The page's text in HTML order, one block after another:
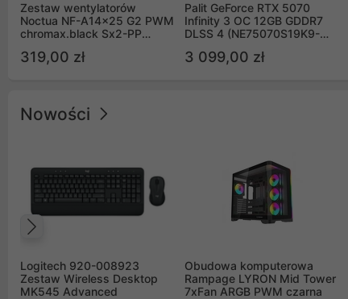
Zestaw wentylatorów
Noctua NF-A14x25 G2 PWM
chromax.black Sx2-PP
(2szt)
319,00 zł
Palit GeForce RTX 5070
Infinity 3 OC 12GB GDDR7
DLSS 4 (NE75070S19K9-
3 099,00 zł
Nowości
Logitech 920-008923
Zestaw Wireless Desktop
MK545 Advanced
Obudowa komputerowa
Rampage LYRON Mid Tower
7xFan ARGB PWM czarna